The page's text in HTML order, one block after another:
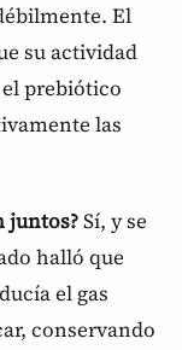
El
su actividad
prebiótico
las
juntos?Sí, y se
halló que
el gas
conservando